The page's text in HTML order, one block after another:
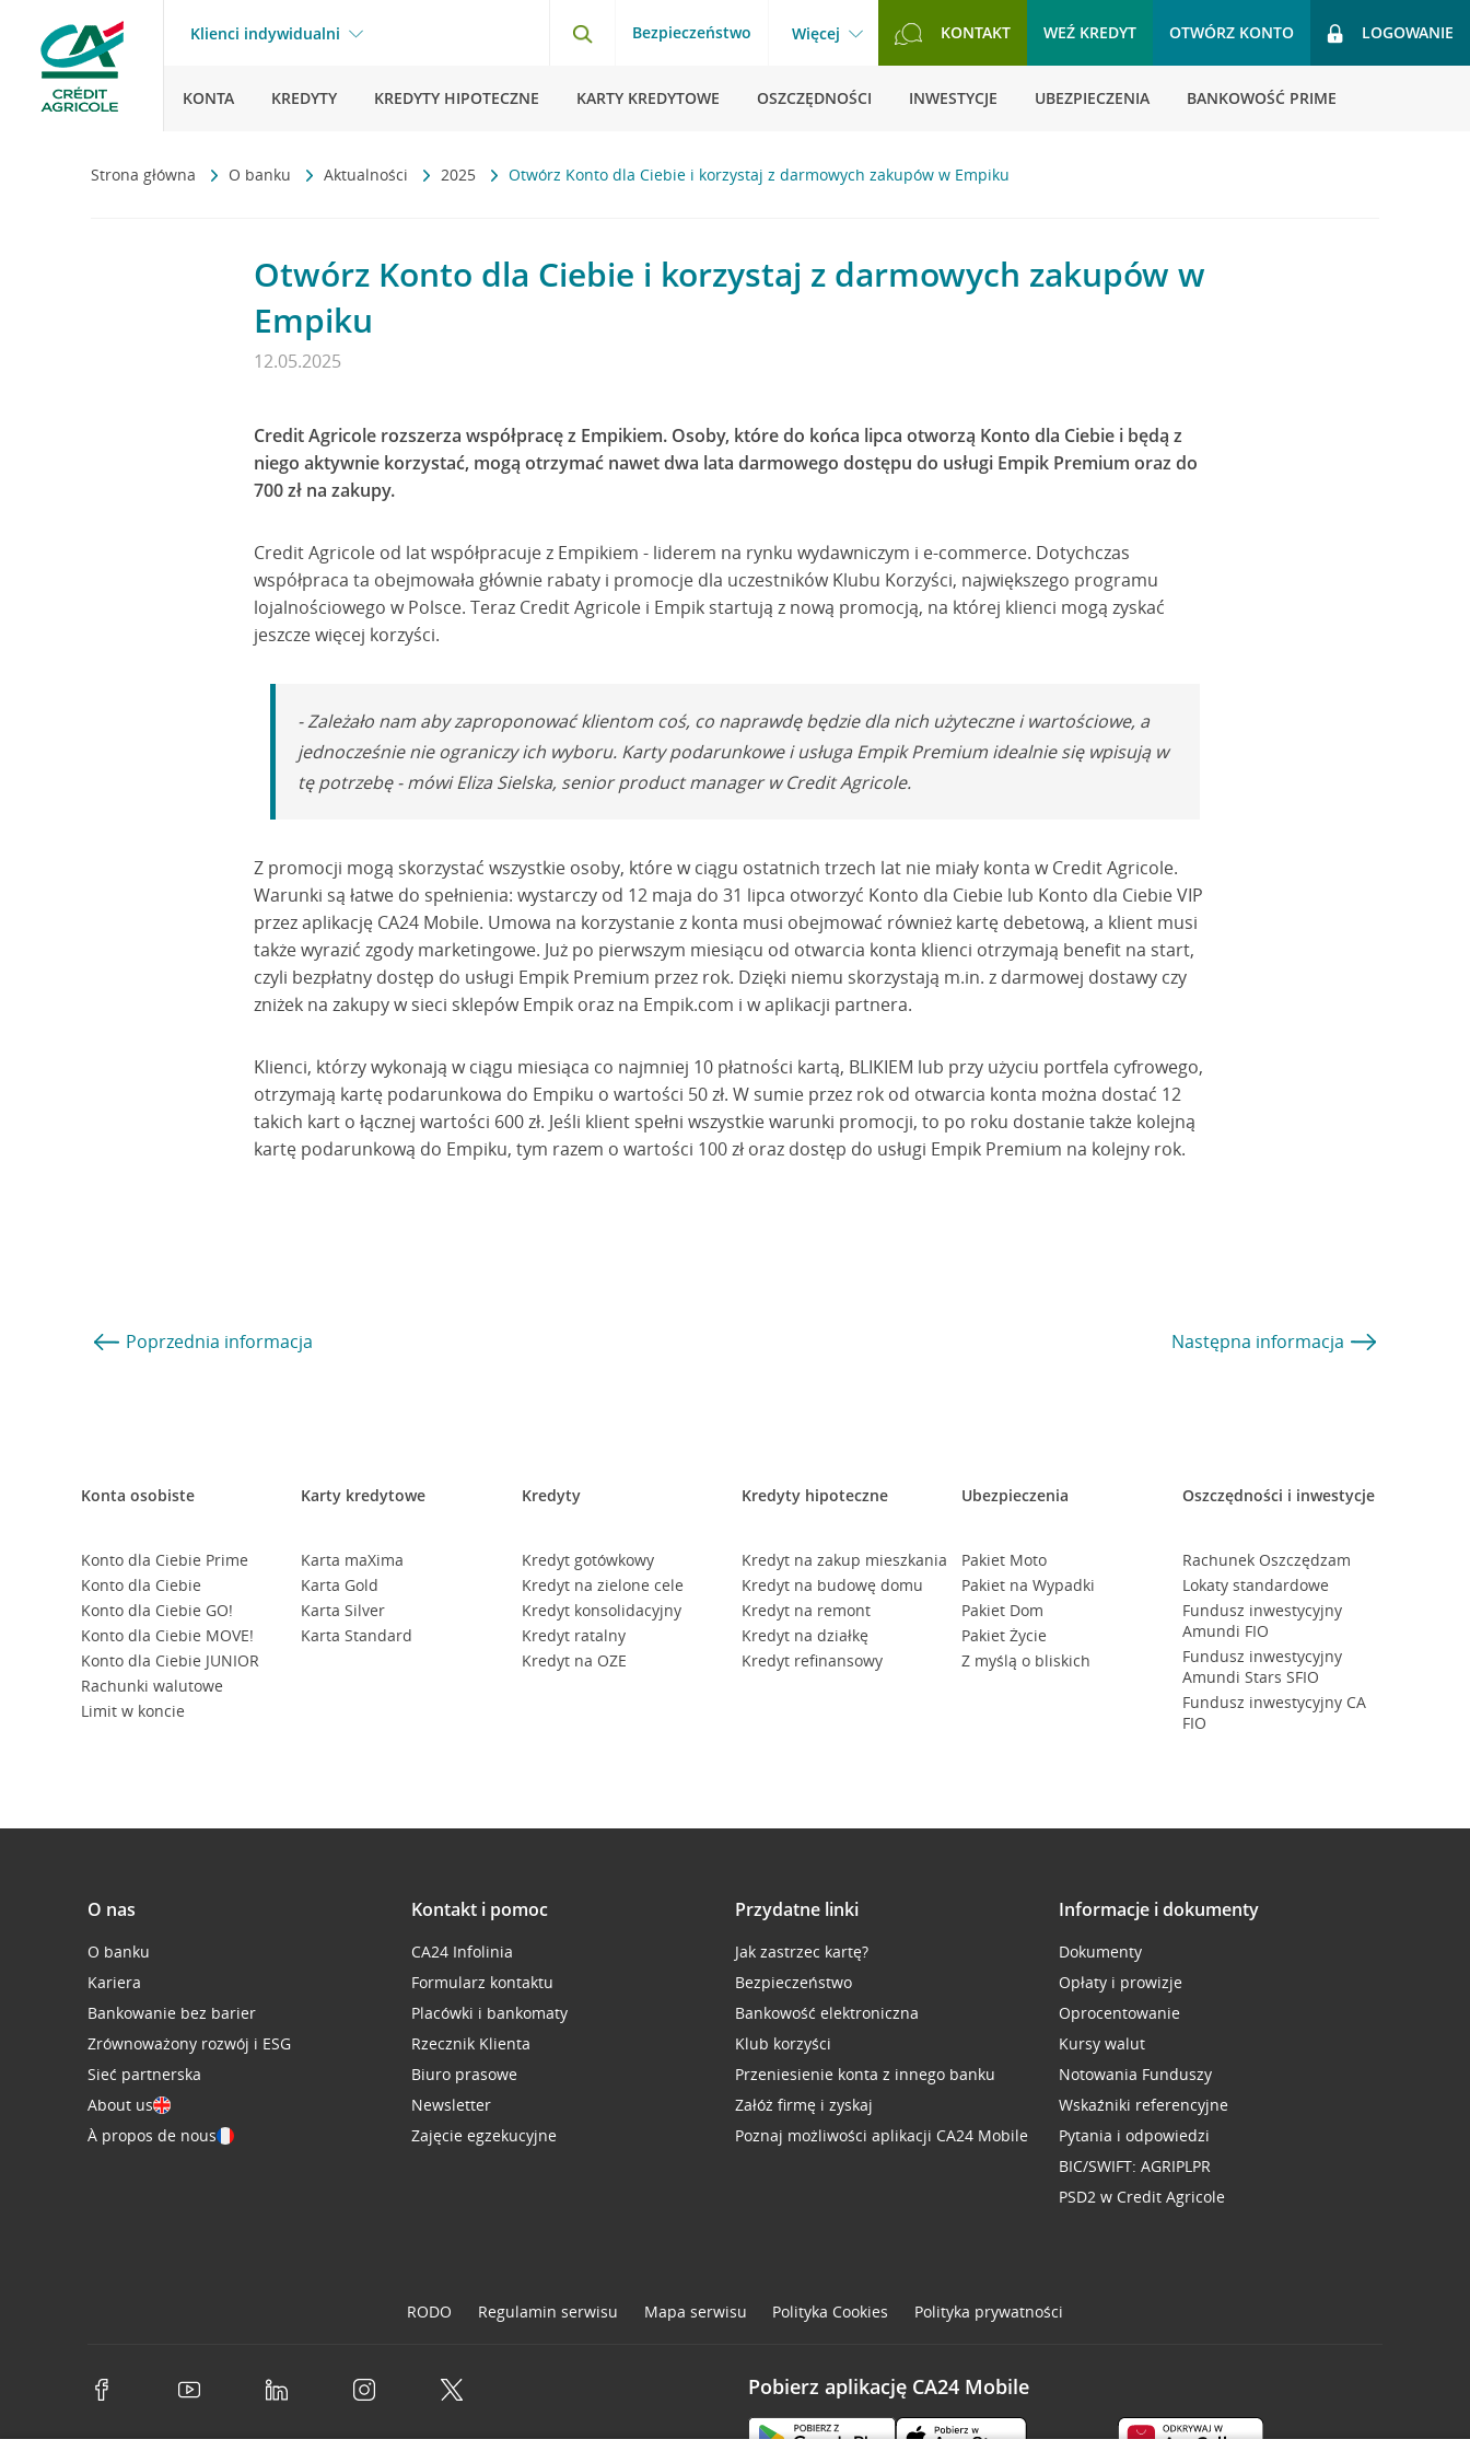
Klienci indywidualni Bezpieczeństwo Więcej KONTAKT WEŹ KREDYT OTWÓRZ KONTO LOGOWANIE
KONTA KREDYTY KREDYTY HIPOTECZNE KARTY KREDYTOWE OSZCZĘDNOŚCI INWESTYCJE UBEZPIECZENIA BANKOWOŚĆ PRIME
Strona główna O banku Aktualności 2025 Otwórz Konto dla Ciebie i korzystaj z darmowych zakupów w Empiku
Otwórz Konto dla Ciebie i korzystaj z darmowych zakupów w
Empiku
12.05.2025
Credit Agricole rozszerza współpracę z Empikiem. Osoby, które do końca lipca otworzą Konto dla Ciebie i będą z
niego aktywnie korzystać, mogą otrzymać nawet dwa lata darmowego dostępu do usługi Empik Premium oraz do
700 zł na zakupy.
Credit Agricole od lat współpracuje z Empikiem - liderem na rynku wydawniczym i e-commerce. Dotychczas
współpraca ta obejmowała głównie rabaty i promocje dla uczestników Klubu Korzyści, największego programu
lojalnościowego w Polsce. Teraz Credit Agricole i Empik startują z nową promocją, na której klienci mogą zyskać
jeszcze więcej korzyści.
- Zależało nam aby zaproponować klientom coś, co naprawdę będzie dla nich użyteczne i wartościowe, a
jednocześnie nie ograniczy ich wyboru. Karty podarunkowe i usługa Empik Premium idealnie się wpisują w
tę potrzebę - mówi Eliza Sielska, senior product manager w Credit Agricole.
Z promocji mogą skorzystać wszystkie osoby, które w ciągu ostatnich trzech lat nie miały konta w Credit Agricole.
Warunki są łatwe do spełnienia: wystarczy od 12 maja do 31 lipca otworzyć Konto dla Ciebie lub Konto dla Ciebie VIP
przez aplikację CA24 Mobile. Umowa na korzystanie z konta musi obejmować również kartę debetową, a klient musi
także wyrazić zgody marketingowe. Już po pierwszym miesiącu od otwarcia konta klienci otrzymają benefit na start,
czyli bezpłatny dostęp do usługi Empik Premium przez rok. Dzięki niemu skorzystają m.in. z darmowej dostawy czy
zniżek na zakupy w sieci sklepów Empik oraz na Empik.com i w aplikacji partnera.
Klienci, którzy wykonają w ciągu miesiąca co najmniej 10 płatności kartą, BLIKIEM lub przy użyciu portfela cyfrowego,
otrzymają kartę podarunkowa do Empiku o wartości 50 zł. W sumie przez rok od otwarcia konta można dostać 12
takich kart o łącznej wartości 600 zł. Jeśli klient spełni wszystkie warunki promocji, to po roku dostanie także kolejną
kartę podarunkową do Empiku, tym razem o wartości 100 zł oraz dostęp do usługi Empik Premium na kolejny rok.
Poprzednia informacja Następna informacja
Konta osobiste
Konto dla Ciebie Prime
Konto dla Ciebie
Konto dla Ciebie GO!
Konto dla Ciebie MOVE!
Konto dla Ciebie JUNIOR
Rachunki walutowe
Limit w koncie
Karty kredytowe
Karta maXima
Karta Gold
Karta Silver
Karta Standard
Kredyty
Kredyt gotówkowy
Kredyt na zielone cele
Kredyt konsolidacyjny
Kredyt ratalny
Kredyt na OZE
Kredyty hipoteczne
Kredyt na zakup mieszkania
Kredyt na budowę domu
Kredyt na remont
Kredyt na działkę
Kredyt refinansowy
Ubezpieczenia
Pakiet Moto
Pakiet na Wypadki
Pakiet Dom
Pakiet Życie
Z myślą o bliskich
Oszczędności i inwestycje
Rachunek Oszczędzam
Lokaty standardowe
Fundusz inwestycyjny
Amundi FIO
Fundusz inwestycyjny
Amundi Stars SFIO
Fundusz inwestycyjny CA
FIO
O nas
O banku
Kariera
Bankowanie bez barier
Zrównoważony rozwój i ESG
Sieć partnerska
About us
À propos de nous
Kontakt i pomoc
CA24 Infolinia
Formularz kontaktu
Placówki i bankomaty
Rzecznik Klienta
Biuro prasowe
Newsletter
Zajęcie egzekucyjne
Przydatne linki
Jak zastrzec kartę?
Bezpieczeństwo
Bankowość elektroniczna
Klub korzyści
Przeniesienie konta z innego banku
Załóż firmę i zyskaj
Poznaj możliwości aplikacji CA24 Mobile
Informacje i dokumenty
Dokumenty
Opłaty i prowizje
Oprocentowanie
Kursy walut
Notowania Funduszy
Wskaźniki referencyjne
Pytania i odpowiedzi
BIC/SWIFT: AGRIPLPR
PSD2 w Credit Agricole
RODO Regulamin serwisu Mapa serwisu Polityka Cookies Polityka prywatności
Pobierz aplikację CA24 Mobile